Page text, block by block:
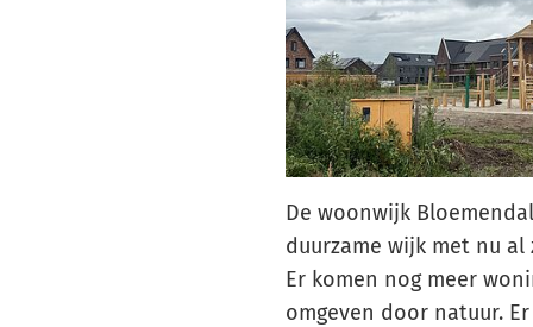
De woonwijk
duurzame wijk met nu al
Er komen nog meer
omgeven door natuur.